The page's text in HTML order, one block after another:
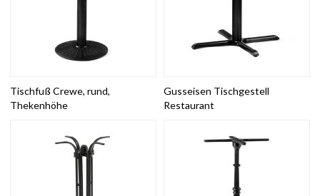
Tischfuß Crewe, rund,
Thekenhöhe
Gusseisen Tischgestell
Restaurant